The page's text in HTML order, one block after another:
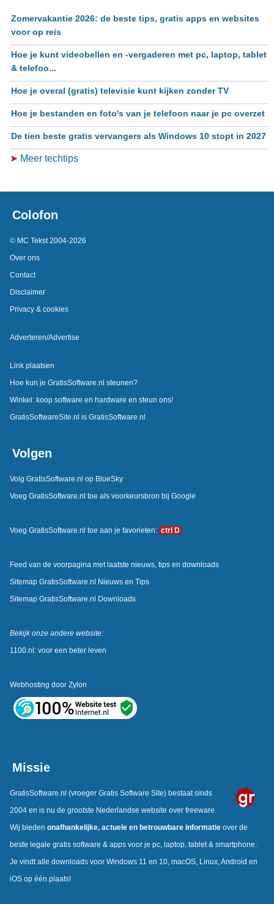
Zomervakantie 2026: de beste tips, gratis apps en websites
voor op reis
Hoe je kunt videobellen en -vergaderen met pc, laptop, tablet
& telefoo...
Hoe je overal (gratis) televisie kunt kijken zonder TV
Hoe je bestanden en foto's van je telefoon naar je pc overzet
De tien beste gratis vervangers als Windows 10 stopt in 2027
➤ Meer techtips
Colofon
© MC Tekst 2004-2026
Over ons
Contact
Disclaimer
Privacy & cookies
Adverteren/Advertise
Link plaatsen
Hoe kun je GratisSoftware.nl steunen?
Winkel: koop software en hardware en steun ons!
GratisSoftwareSite.nl is GratisSoftware.nl
Volgen
Volg GratisSoftware.nl op BlueSky
Voeg GratisSoftware.nl toe als voorkeursbron bij Google
Voeg GratisSoftware.nl toe aan je favorieten: ctrl D
Feed van de voorpagina met laatste nieuws, tips en downloads
Sitemap GratisSoftware.nl Nieuws en Tips
Sitemap GratisSoftware.nl Downloads
Bekijk onze andere website:
1100.nl: voor een beter leven
Webhosting door Zylon
Missie
GratisSoftware.nl (vroeger Gratis Software Site) bestaat sinds
2004 en is nu de grootste Nederlandse website over freeware.
Wij bieden onafhankelijke, actuele en betrouwbare informatieover de
beste legale gratis software & apps voor je pc, laptop, tablet & smartphone.
Je vindt alle downloads voor Windows 11 en 10, macOS, Linux, Android en
iOS op één plaats!